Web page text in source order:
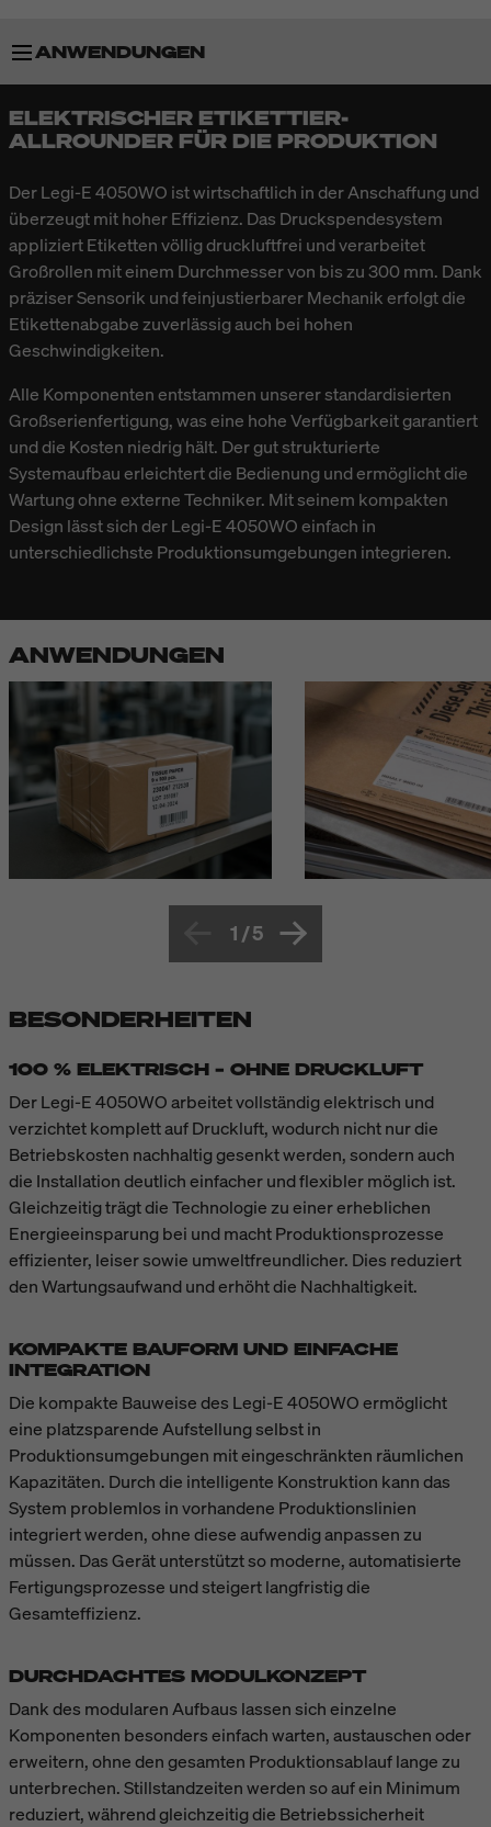
ANWENDUNGEN
BESONDERHEITEN
APPLIKATOREN
DRUCKMODULE
TECHNISCHE DATEN
ELEKTRISCHER ETIKETTIER-
ALLROUNDER FÜR DIE PRODUKTION
Der Legi-E 4050WO ist wirtschaftlich in der Anschaffung und
überzeugt mit hoher Effizienz. Das Druckspendesystem
appliziert Etiketten völlig druckluftfrei und verarbeitet
Großrollen mit einem Durchmesser von bis zu 300 mm. Dank
präziser Sensorik und feinjustierbarer Mechanik erfolgt die
Etikettenabgabe zuverlässig auch bei hohen
Geschwindigkeiten.
Alle Komponenten entstammen unserer standardisierten
Großserienfertigung, was eine hohe Verfügbarkeit garantiert
und die Kosten niedrig hält. Der gut strukturierte
Systemaufbau erleichtert die Bedienung und ermöglicht die
Wartung ohne externe Techniker. Mit seinem kompakten
Design lässt sich der Legi-E 4050WO einfach in
unterschiedlichste Produktionsumgebungen integrieren.
ANWENDUNGEN
1 /5
BESONDERHEITEN
100 % ELEKTRISCH – OHNE DRUCKLUFT
Der Legi-E 4050WO arbeitet vollständig elektrisch und
verzichtet komplett auf Druckluft, wodurch nicht nur die
Betriebskosten nachhaltig gesenkt werden, sondern auch
die Installation deutlich einfacher und flexibler möglich ist.
Gleichzeitig trägt die Technologie zu einer erheblichen
Energieeinsparung bei und macht Produktionsprozesse
effizienter, leiser sowie umweltfreundlicher. Dies reduziert
den Wartungsaufwand und erhöht die Nachhaltigkeit.
KOMPAKTE BAUFORM UND EINFACHE
INTEGRATION
Die kompakte Bauweise des Legi-E 4050WO ermöglicht
eine platzsparende Aufstellung selbst in
Produktionsumgebungen mit eingeschränkten räumlichen
Kapazitäten. Durch die intelligente Konstruktion kann das
System problemlos in vorhandene Produktionslinien
integriert werden, ohne diese aufwendig anpassen zu
müssen. Das Gerät unterstützt so moderne, automatisierte
Fertigungsprozesse und steigert langfristig die
Gesamteffizienz.
DURCHDACHTES MODULKONZEPT
Dank des modularen Aufbaus lassen sich einzelne
Komponenten besonders einfach warten, austauschen oder
erweitern, ohne den gesamten Produktionsablauf lange zu
unterbrechen. Stillstandzeiten werden so auf ein Minimum
reduziert, während gleichzeitig die Betriebssicherheit